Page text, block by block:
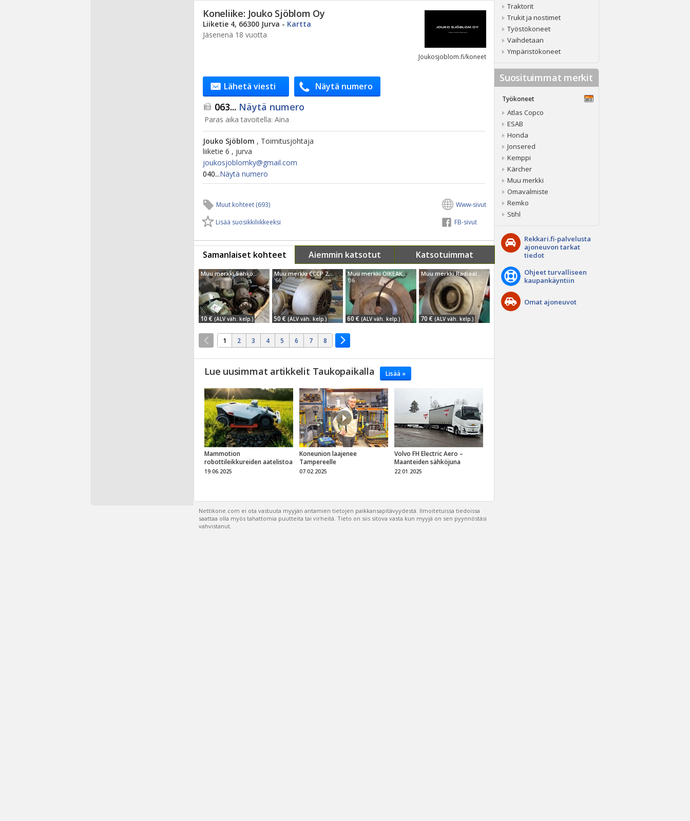
Joukosjoblom.fi/koneet
Koneliike: Jouko Sjöblom Oy
Liiketie 4, 66300 Jurva - Kartta
Jäsenenä 18 vuotta
Lähetä viesti Näytä numero
063... Näytä numero
Paras aika tavoitella: Aina
Jouko Sjöblom , Toimitusjohtaja
liiketie 6 , jurva
joukosjoblomky@​gmail.com
040...Näytä numero
Muut kohteet (693)
Lisää suosikkiliikkeeksi
Www-sivut
FB-sivut
Samanlaiset kohteet Aiemmin katsotut Katsotuimmat
Muu merkki Sähkömoottoreide...
10 € (ALV väh. kelp.)
Muu merkki CCCP 2,2kW 1430rpm
'66
50 € (ALV väh. kelp.)
Muu merkki OIKEAKÄTINEN PUHALLINMOOTTORI 105W
'06
60 € (ALV väh. kelp.)
Muu merkki Radiaalituuletin 75W
70 € (ALV väh. kelp.)
1 2 3 4 5 6 7 8
Lue uusimmat artikkelit Taukopaikalla Lisää »
Mammotion
robottileikkureiden aatelistoa
19.06.2025
Koneunion laajenee
Tampereelle
07.02.2025
Volvo FH Electric Aero –
Maanteiden sähköjuna
22.01.2025
Nettikone.com ei ota vastuuta myyjän antamien tietojen paikkansapitävyydestä. Ilmoitetuissa tiedoissa
saattaa olla myös tahattomia puutteita tai virheitä. Tieto on siis sitova vasta kun myyjä on sen pyynnöstäsi
vahvistanut.
Traktorit
Trukit ja nostimet
Työstökoneet
Vaihdetaan
Ympäristökoneet
Suosituimmat merkit
Työkoneet
Atlas Copco
ESAB
Honda
Jonsered
Kemppi
Kärcher
Muu merkki
Omavalmiste
Remko
Stihl
Rekkari.fi-palvelusta
ajoneuvon tarkat
tiedot
Ohjeet turvalliseen
kaupankäyntiin
Omat ajoneuvot